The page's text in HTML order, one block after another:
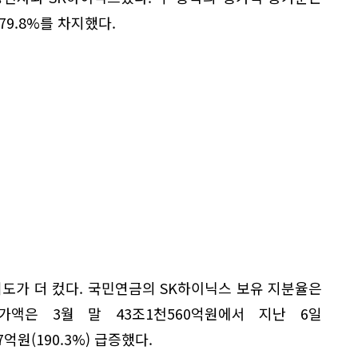
를 차지했다.
가 더 컸다. 국민연금의 SK하이닉스 보유 지분율은
액은 3월 말 43조1천560억원에서 지난 6일
원(190.3%) 급증했다.